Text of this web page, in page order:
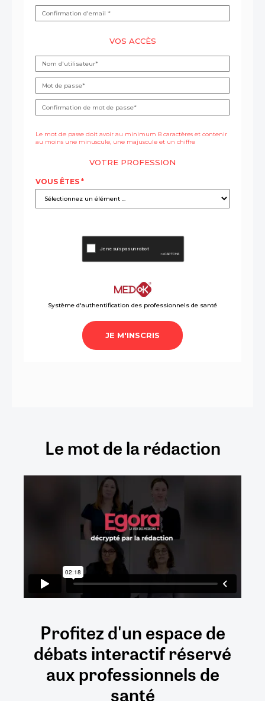
Le mot de la rédaction
Profitez d'un espace de
débatsinteractifréservé
auxprofessionnels de
santé